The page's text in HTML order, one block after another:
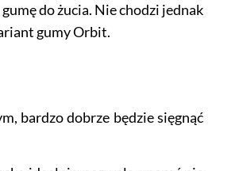
do żucia. Nie chodzi jednak
gumy Orbit.
bardzo dobrze będzie sięgnąć